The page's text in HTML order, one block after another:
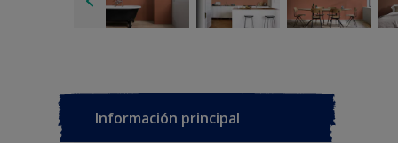
Información principal